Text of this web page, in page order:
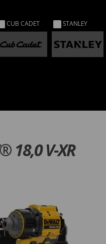
CUB CADET STANLEY
18,0 V-XR